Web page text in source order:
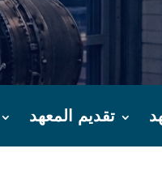
تقديم المعهد